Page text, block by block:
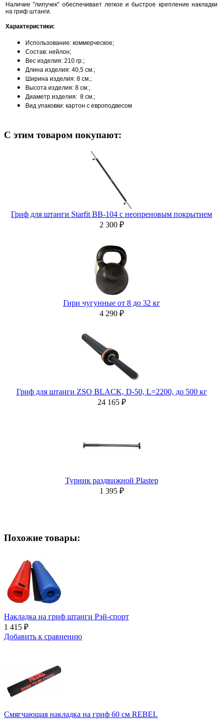
Наличие "липучек" обеспечивает легкое и быстрое крепление накладки
на гриф штанги.
Характеристики:
Использование: коммерческое;
Состав: нейлон;
Вес изделия: 210 гр.;
Длина изделия: 40,5 см.;
Ширина изделия: 8 см.;
Высота изделия: 8 см.;
Диаметр изделия: 8 см.;
Вид упаковки: картон с европодвесом
С этим товаром покупают:
Гриф для штанги Starfit BB-104 с неопреновым покрытием
2 300 ₽
Гири чугунные от 8 до 32 кг
4 290 ₽
Гриф для штанги ZSO BLACK, D-50, L=2200, до 500 кг
24 165 ₽
Турник раздвижной Plastep
1 395 ₽
Похожие товары:
Накладка на гриф штанги Рэй-спорт
1 415 ₽
Добавить к сравнению
Смягчающая накладка на гриф 60 см REBEL